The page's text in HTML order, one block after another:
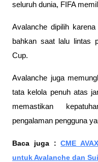
seluruh dunia, FIFA
Avalanche dipilih
bahkan saat lalu lintas
Cup.
Avalanche juga
tata kelola penuh atas
memastikan
pengalaman pengguna
Baca juga : CME
untuk Avalanche dan